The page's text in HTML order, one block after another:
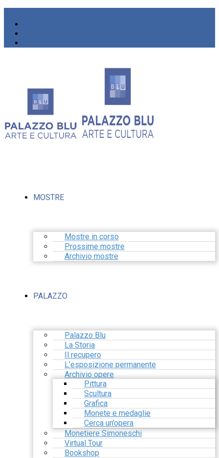
MOSTRE
Mostre in corso
Prossime mostre
Archivio mostre
PALAZZO
Palazzo Blu
La Storia
Il recupero
L’esposizione permanente
Archivio opere
Pittura
Scultura
Grafica
Monete e medaglie
Cerca un’opera
Monetiere Simoneschi
Virtual Tour
Bookshop